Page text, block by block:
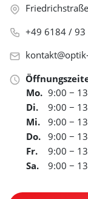
+49 6184 / 93
Mo. 9:00 −
Di.
9:00 −
Mi.
9:00 −
Do.
9:00 −
Fr.
9:00 −
Sa.
9:00 −